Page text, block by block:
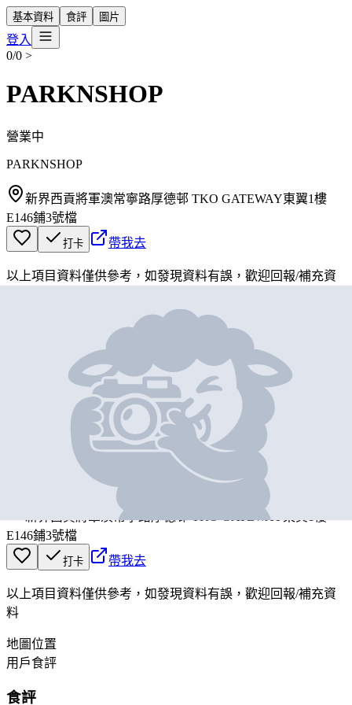
基本資料 食評 圖片
登入
0/0 >
PARKNSHOP
營業中
PARKNSHOP
新界西貢將軍澳常寧路厚德邨 TKO GATEWAY東翼1樓
E146鋪3號檔
打卡 帶我去
以上項目資料僅供參考，如發現資料有誤，歡迎回報/補充資
PARKNSHOP
新界西貢將軍澳常寧路厚德邨 TKO GATEWAY東翼1樓
E146鋪3號檔
打卡 帶我去
以上項目資料僅供參考，如發現資料有誤，歡迎回報/補充資
料
地圖位置
用戶食評
食評